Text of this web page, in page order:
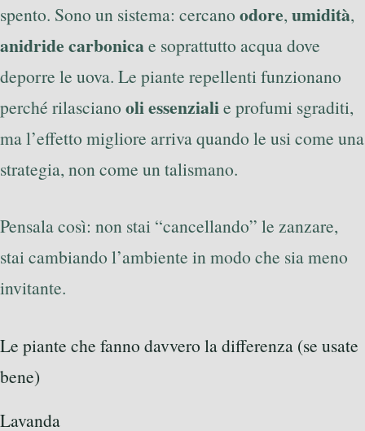
spento. Sono un sistema: cercano odore, umidità,
anidride carbonicae soprattutto acqua dove
deporre le uova. Le piante repellenti funzionano
perché rilasciano oli essenzialie profumi sgraditi,
ma l’effetto migliore arriva quando le usi come una
strategia, non come un talismano.
Pensala così: non stai “cancellando” le zanzare,
stai cambiando l’ambiente in modo che sia meno
invitante.
Le piante che fanno davvero la differenza (se usate
bene)
Lavanda